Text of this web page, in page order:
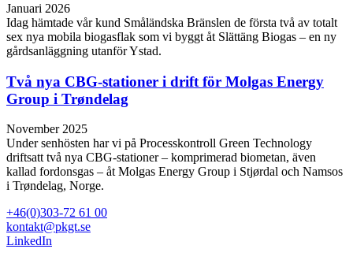
Januari 2026
Idag hämtade vår kund Småländska Bränslen de första två av totalt
sex nya mobila biogasflak som vi byggt åt Slättäng Biogas – en ny
gårdsanläggning utanför Ystad.
Två nya CBG-stationer i drift för Molgas Energy
Group i Trøndelag
November 2025
Under senhösten har vi på Processkontroll Green Technology
driftsatt två nya CBG‑stationer – komprimerad biometan, även
kallad fordonsgas – åt Molgas Energy Group i Stjørdal och Namsos
i Trøndelag, Norge.
+46(0)303-72 61 00
kontakt@pkgt.se
LinkedIn